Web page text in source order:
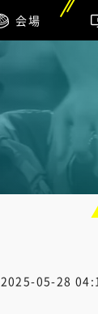
会場
2025-05-28